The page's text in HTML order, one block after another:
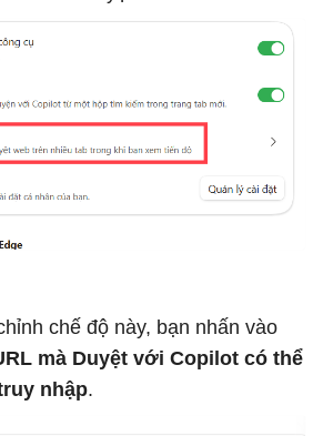
chế độ này, bạn nhấn vào
mà Duyệt với Copilot có thể
nhập.